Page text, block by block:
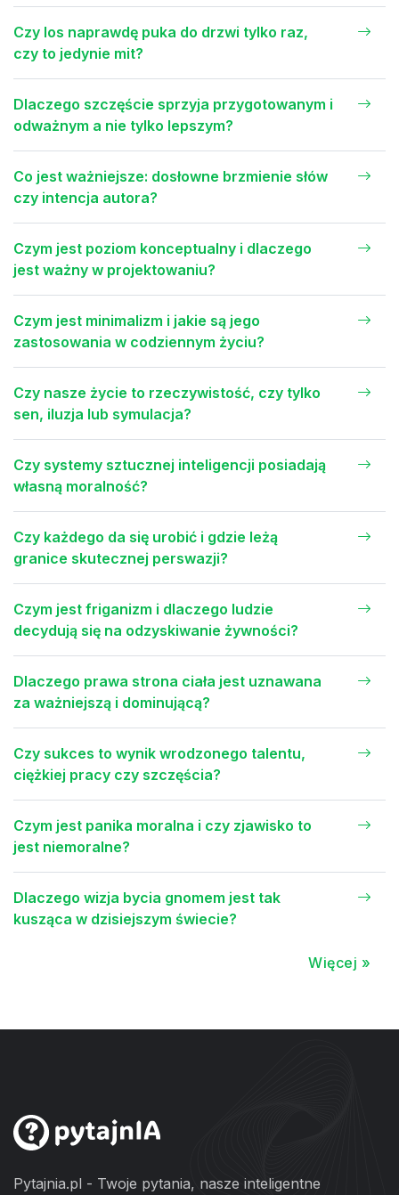
Czy los naprawdę puka do drzwi tylko raz,
czy to jedynie mit?
Dlaczego szczęście sprzyja przygotowanym i
odważnym a nie tylko lepszym?
Co jest ważniejsze: dosłowne brzmienie słów
czy intencja autora?
Czym jest poziom konceptualny i dlaczego
jest ważny w projektowaniu?
Czym jest minimalizm i jakie są jego
zastosowania w codziennym życiu?
Czy nasze życie to rzeczywistość, czy tylko
sen, iluzja lub symulacja?
Czy systemy sztucznej inteligencji posiadają
własną moralność?
Czy każdego da się urobić i gdzie leżą
granice skutecznej perswazji?
Czym jest friganizm i dlaczego ludzie
decydują się na odzyskiwanie żywności?
Dlaczego prawa strona ciała jest uznawana
za ważniejszą i dominującą?
Czy sukces to wynik wrodzonego talentu,
ciężkiej pracy czy szczęścia?
Czym jest panika moralna i czy zjawisko to
jest niemoralne?
Dlaczego wizja bycia gnomem jest tak
kusząca w dzisiejszym świecie?
Więcej »
Pytajnia.pl - Twoje pytania, nasze inteligentne